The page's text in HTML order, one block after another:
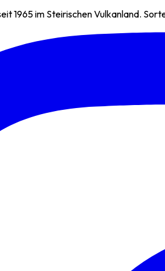
1965 im Steirischen Vulkanland.